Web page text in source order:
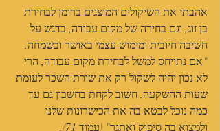
אהבתי את השיקולים המוצגים ברומן לבחירת
בן זוג, וגם בחירה של מקום עבודה, בדגש על
חשיבה חיובית ומימוש עצמי באושר ובשמחה.
"אם נתייחס למשל לבחירת מקום עבודה, הרי
לא נכון יהיה לשקול רק את שורת השכר לעומת
שעות ההשקעה. חשוב לקחת בחשבון גם עד
כמה נוכל לבטא בה את הכישרונות שלנו
ולמצוא בה סיפוק ואתגר" (עמוד 71).